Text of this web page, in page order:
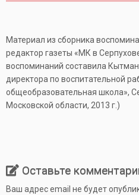
Материал из сборника
редактор газеты «МК в
воспоминаний составила
директора по воспитательной
общеобразовательная школа»,
Московской области, 2013 г.)
Оставьте
Ваш адрес email не будет